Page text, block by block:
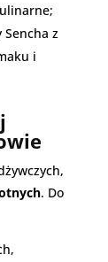
z
i
. Do